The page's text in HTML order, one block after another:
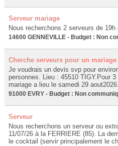
Serveur mariage
Nous recherchons 2 serveurs de
14600 GENNEVILLE - Budget : Non
Cherche serveurs pour un mariage
Je voudrais un devis svp pour
personnes. Lieu : 45510 TIGY.Pour
mariage a lieu le samedi 29
91000 EVRY - Budget : Non
Serveur
Nous recherchons un serveur ou
11/07/26 à la FERRIERE (85). La
le cocktail (servir principalement le